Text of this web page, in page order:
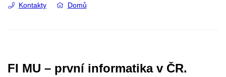
Kontakty Domů
FI MU – první informatika v ČR.